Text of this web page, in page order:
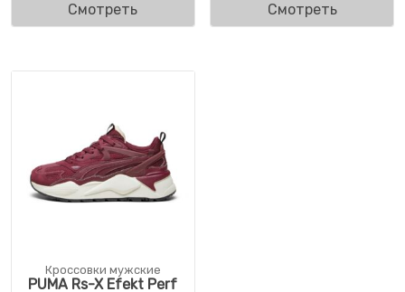
Смотреть Смотреть
Кроссовки мужские
PUMA Rs-X Efekt Perf